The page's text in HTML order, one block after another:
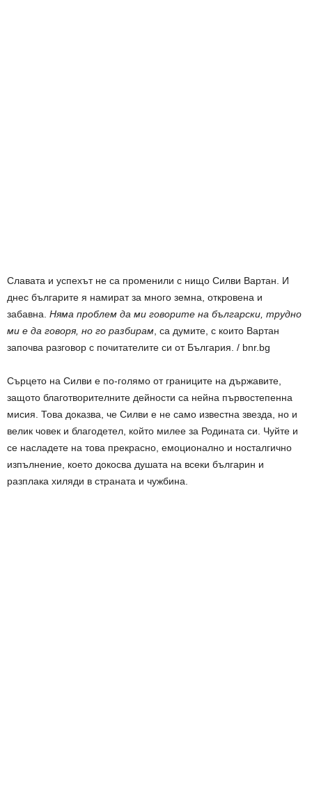
Славата и успехът не са променили с нищо Силви Вартан. И
днес българите я намират за много земна, откровена и
забавна. Няма проблем да ми говорите на български, трудно
ми е да говоря, но го разбирам , са думите, с които Вартан
започва разговор с почитателите си от България. / bnr.bg
Сърцето на Силви е по-голямо от границите на държавите,
защото благотворителните дейности са нейна първостепенна
мисия. Това доказва, че Силви е не само известна звезда, но и
велик човек и благодетел, който милее за Родината си. Чуйте и
се насладете на това прекрасно, емоционално и носталгично
изпълнение, което докосва душата на всеки българин и
разплака хиляди в страната и чужбина.